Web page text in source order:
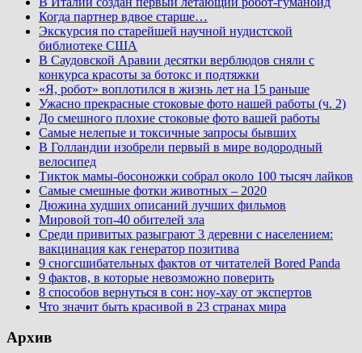
Когда партнер вдвое старше…
Экскурсия по старейшей научной нудистской
библиотеке США
В Саудовской Аравии десятки верблюдов сняли с
конкурса красоты за ботокс и подтяжки
«Я, робот» воплотился в жизнь лет на 15 раньше
Ужасно прекрасные стоковые фото нашей работы (ч. 2)
До смешного плохие стоковые фото вашей работы
Самые нелепые и токсичные запросы бывших
В Голландии изобрели первый в мире водородный
велосипед
Тикток мамы-босоножки собрал около 100 тысяч лайков
Самые смешные фотки животных – 2020
Дюжина худших описаний лучших фильмов
Мировой топ-40 обителей зла
Среди привитых разыграют 3 деревни с населением:
вакцинация как генератор позитива
9 сногсшибательных фактов от читателей Bored Panda
9 фактов, в которые невозможно поверить
8 способов вернуться в сон: ноу-хау от экспертов
Что значит быть красивой в 23 странах мира
Архив